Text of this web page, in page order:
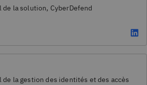
de la solution, CyberDefend
de la gestion des identités et des accès